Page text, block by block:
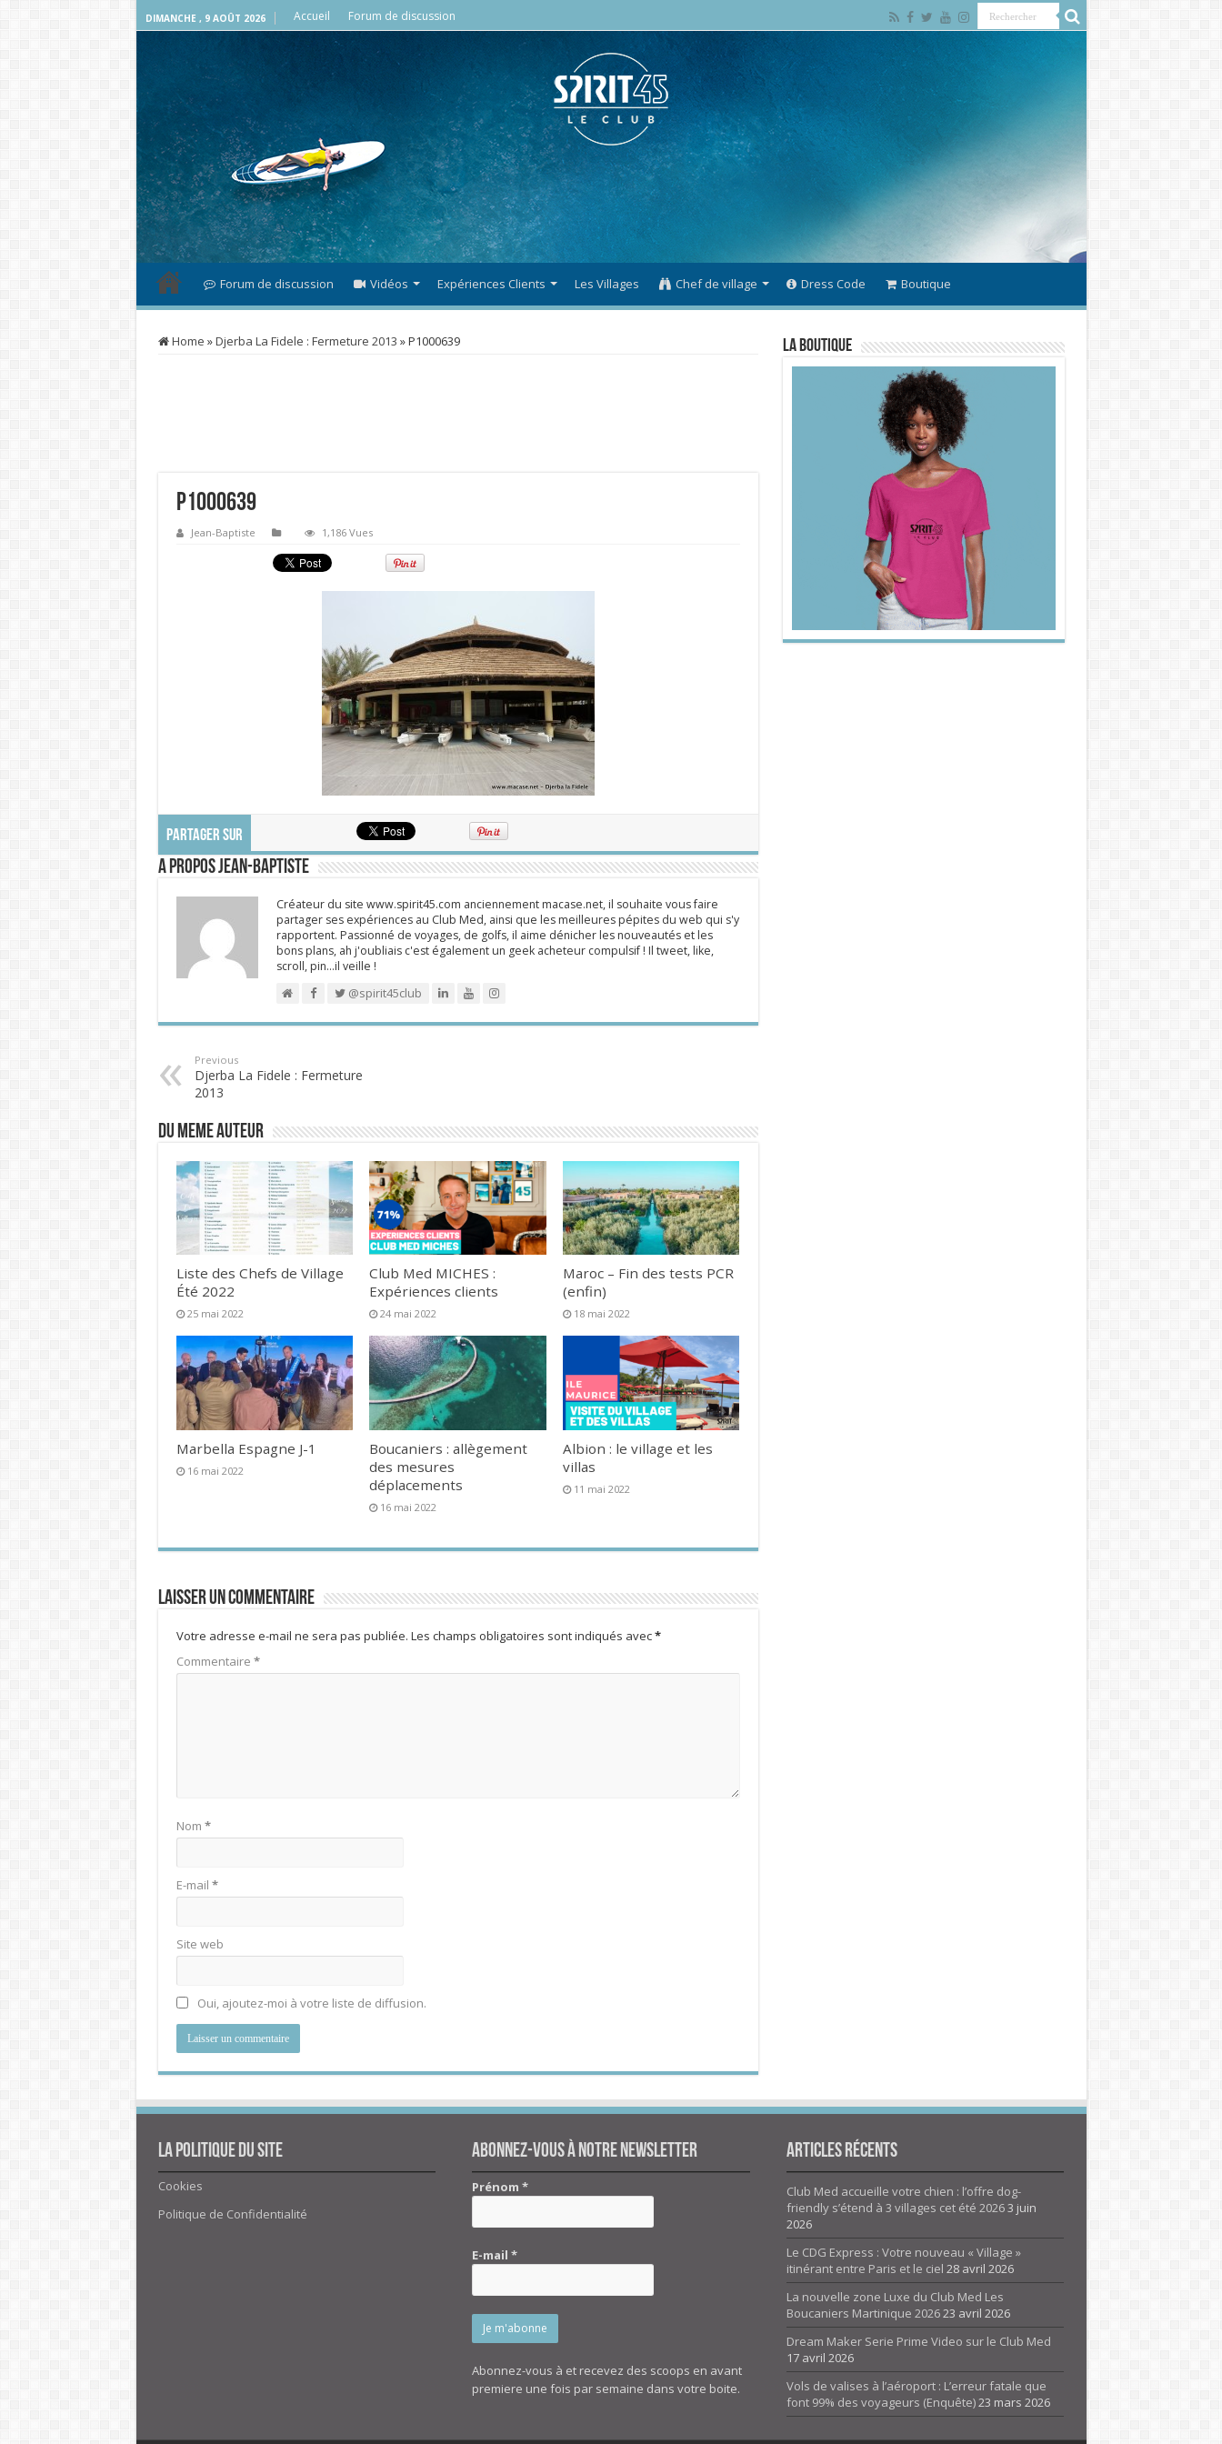
DIMANCHE , 9 AOÛT 2026 Accueil Forum de discussion
Forum de discussion Vidéos Expériences Clients Les Villages Chef de village Dress Code Boutique
Home »Djerba La Fidele : Fermeture 2013 »P1000639
P1000639
Jean-Baptiste 1,186 Vues
PARTAGER SUR
A propos Jean-Baptiste
Créateur du site www.spirit45.com anciennement macase.net, il souhaite vous faire
partager ses expériences au Club Med, ainsi que les meilleures pépites du web qui s'y
rapportent. Passionné de voyages, de golfs, il aime dénicher les nouveautés et les
bons plans, ah j'oubliais c'est également un geek acheteur compulsif ! Il tweet, like,
scroll, pin…il veille !
@spirit45club
Previous
Djerba La Fidele : Fermeture
2013
DU MEME AUTEUR
Liste des Chefs de Village
Été 2022
25 mai 2022
Club Med MICHES :
Expériences clients
24 mai 2022
Maroc – Fin des tests PCR
(enfin)
18 mai 2022
Marbella Espagne J-1
16 mai 2022
Boucaniers : allègement
des mesures
déplacements
16 mai 2022
Albion : le village et les
villas
11 mai 2022
Laisser un commentaire
Votre adresse e-mail ne sera pas publiée. Les champs obligatoires sont indiqués avec*
Commentaire *
Nom *
E-mail *
Site web
Oui, ajoutez-moi à votre liste de diffusion.
La Boutique
La politique du site
Cookies
Politique de Confidentialité
Abonnez-vous à notre newsletter
Prénom*
E-mail*
Abonnez-vous à et recevez des scoops en avant
premiere une fois par semaine dans votre boite.
Articles Récents
Club Med accueille votre chien : l’offre dog-
friendly s’étend à 3 villages cet été 20263 juin
2026
Le CDG Express : Votre nouveau « Village »
itinérant entre Paris et le ciel 28 avril 2026
La nouvelle zone Luxe du Club Med Les
Boucaniers Martinique 202623 avril 2026
Dream Maker Serie Prime Video sur le Club Med
17 avril 2026
Vols de valises à l’aéroport : L’erreur fatale que
font 99% des voyageurs (Enquête)23 mars 2026